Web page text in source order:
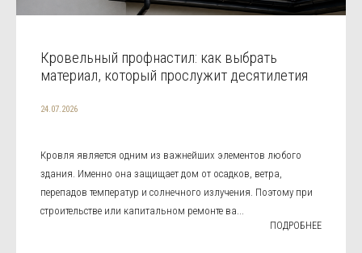
Кровельный профнастил: как выбрать
материал, который прослужит десятилетия
24.07.2026
Кровля является одним из важнейших элементов любого
здания. Именно она защищает дом от осадков, ветра,
перепадов температур и солнечного излучения. Поэтому при
строительстве или капитальном ремонте ва...
ПОДРОБНЕЕ